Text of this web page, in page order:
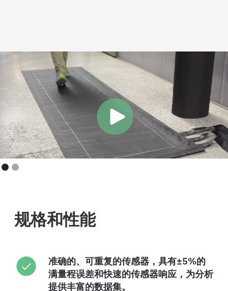
规格和性能
准确的、可重复的传感器，具有±5%的
满量程误差和快速的传感器响应，为分析
提供丰富的数据集。